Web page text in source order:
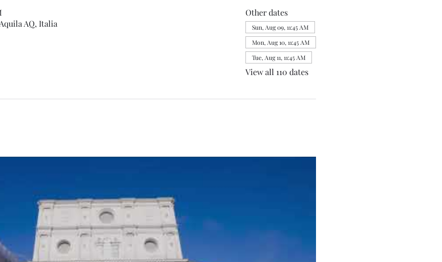
AQ, Italia
Other dates
Sun, Aug 09, 11:45 AM
Mon, Aug 10, 11:45 AM
Tue, Aug 11, 11:45 AM
View all 110 dates